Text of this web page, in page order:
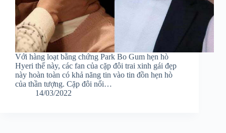
Với hàng loạt bằng chứng Park Bo Gum hẹn hò
Hyeri thế này, các fan của cặp đôi trai xinh gái đẹp
này hoàn toàn có khả năng tin vào tin đồn hẹn hò
của thần tượng. Cặp đôi nổi…
14/03/2022